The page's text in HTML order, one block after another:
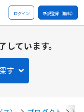
ログイン 新規登録（無料）
ています。
す